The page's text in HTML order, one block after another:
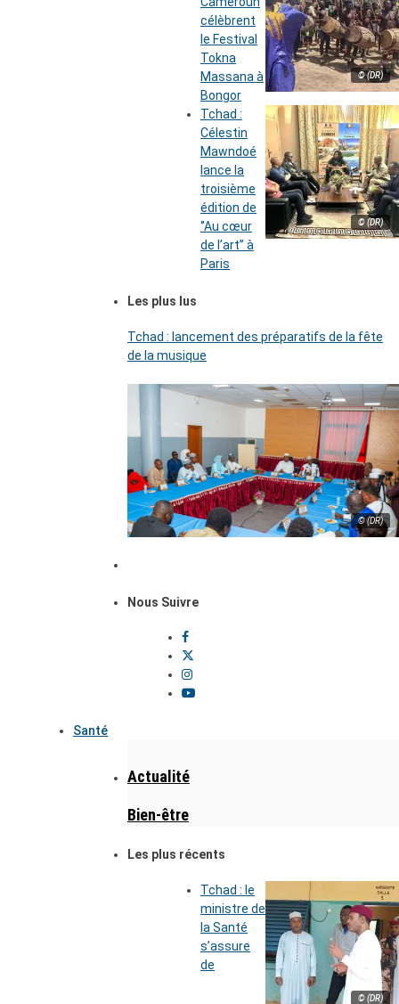
© (DR)
célèbrent
le Festival
Tokna
Massana à
Bongor
© (DR)
Tchad :
Célestin
Mawndoé
lance la
troisième
édition de
‘’Au cœur
de l’art’’ à
Paris
Les plus lus
Tchad : lancement des préparatifs de la fête
de la musique
© (DR)
Nous Suivre
Santé
Actualité
Bien-être
Les plus récents
© (DR)
Tchad : le
ministre de
la Santé
s’assure
de